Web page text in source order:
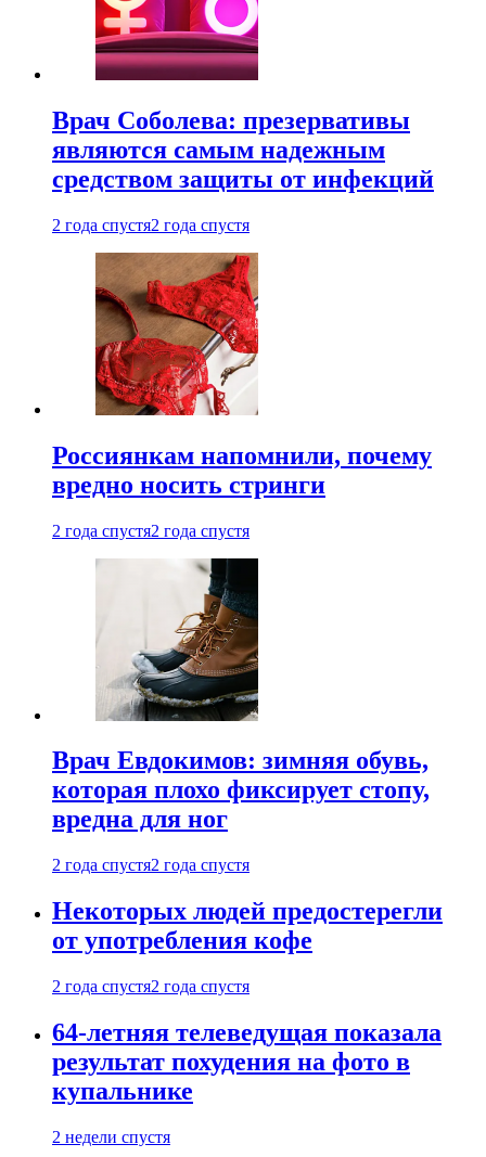
Врач Соболева: презервативы
являются самым надежным
средством защиты от инфекций
2 года спустя2 года спустя
Россиянкам напомнили, почему
вредно носить стринги
2 года спустя2 года спустя
Врач Евдокимов: зимняя обувь,
которая плохо фиксирует стопу,
вредна для ног
2 года спустя2 года спустя
Некоторых людей предостерегли
от употребления кофе
2 года спустя2 года спустя
64-летняя телеведущая показала
результат похудения на фото в
купальнике
2 недели спустя